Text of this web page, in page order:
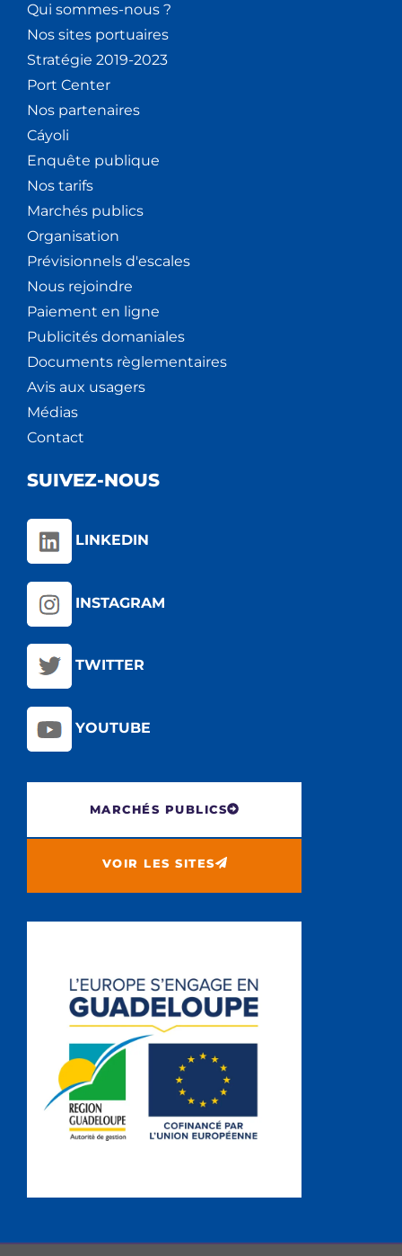
Qui sommes-nous ?
Nos sites portuaires
Stratégie 2019-2023
Port Center
Nos partenaires
Cáyoli
Enquête publique
Nos tarifs
Marchés publics
Organisation
Prévisionnels d'escales
Nous rejoindre
Paiement en ligne
Publicités domaniales
Documents règlementaires
Avis aux usagers
Médias
Contact
SUIVEZ-NOUS
LINKEDIN
INSTAGRAM
TWITTER
YOUTUBE
MARCHÉS PUBLICS
VOIR LES SITES